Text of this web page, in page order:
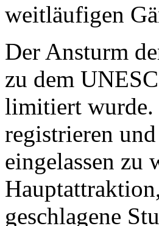
Der Ansturm
zu dem
limitiert wurde.
registrieren
eingelassen zu
geschlagene
durch die